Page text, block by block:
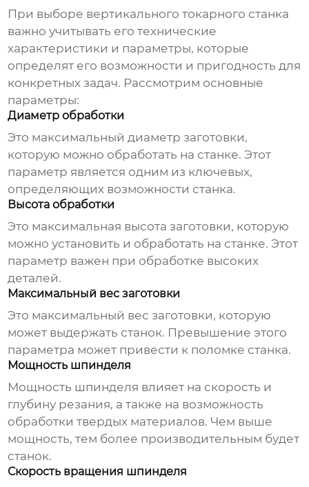
При выборе вертикального токарного станка
важно учитывать его технические
характеристики и параметры, которые
определят его возможности и пригодность для
конкретных задач. Рассмотрим основные
параметры:
Диаметр обработки
Это максимальный диаметр заготовки,
которую можно обработать на станке. Этот
параметр является одним из ключевых,
определяющих возможности станка.
Высота обработки
Это максимальная высота заготовки, которую
можно установить и обработать на станке. Этот
параметр важен при обработке высоких
деталей.
Максимальный вес заготовки
Это максимальный вес заготовки, которую
может выдержать станок. Превышение этого
параметра может привести к поломке станка.
Мощность шпинделя
Мощность шпинделя влияет на скорость и
глубину резания, а также на возможность
обработки твердых материалов. Чем выше
мощность, тем более производительным будет
станок.
Скорость вращения шпинделя